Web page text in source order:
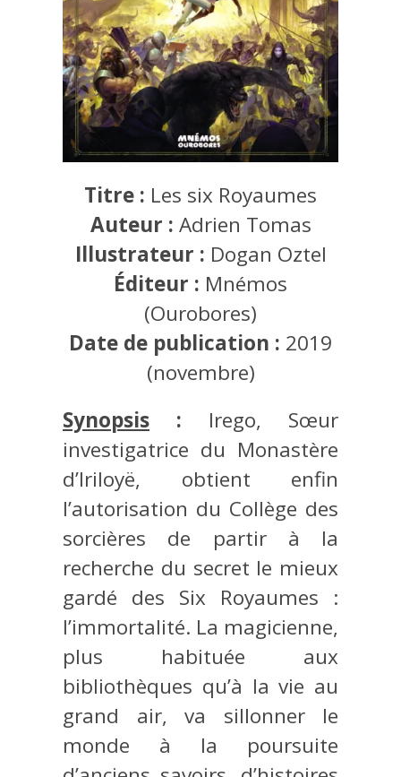
Titre : Les six Royaumes
Auteur : Adrien Tomas
Illustrateur : Dogan Oztel
Éditeur : Mnémos
(Ourobores)
Date de publication : 2019
(novembre)
Synopsis : Irego, Sœur
investigatrice du Monastère
d’Iriloyë, obtient enfin
l’autorisation du Collège des
sorcières de partir à la
recherche du secret le mieux
gardé des Six Royaumes :
l’immortalité. La magicienne,
plus habituée aux
bibliothèques qu’à la vie au
grand air, va sillonner le
monde à la poursuite